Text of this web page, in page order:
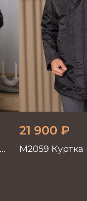
21 900 ₽
М2059 Куртка